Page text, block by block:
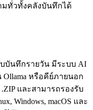
มทั่วทั้งคลังบันทึกได้
บันทึกรายวัน มีระบบ AI
Ollama หรือคีย์ภายนอก
และสามารถรองรับ
Windows, macOS และ